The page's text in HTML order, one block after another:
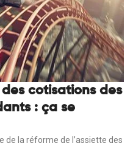
des cotisations des
: ça se
la réforme de l’assiette des